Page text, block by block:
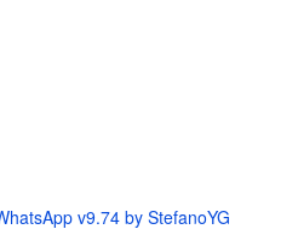
v9.74 by StefanoYG